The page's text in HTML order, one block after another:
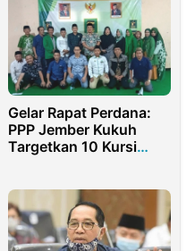
Gelar Rapat Perdana:
PPP Jember Kukuh
Targetkan 10 Kursi